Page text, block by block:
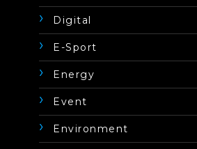
Digital
E-Sport
Energy
Event
Environment